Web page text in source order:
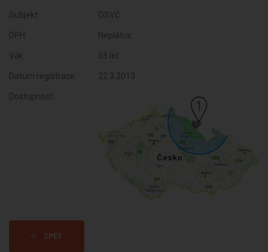
Subjekt: OSVČ
DPH: Neplátce
Věk: 55 let
Datum registrace: 22.3.2013
Dostupnost:
ZPĚT